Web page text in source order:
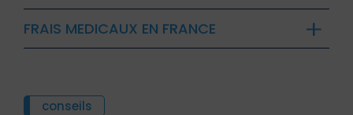
FRAIS MEDICAUX EN FRANCE
conseils